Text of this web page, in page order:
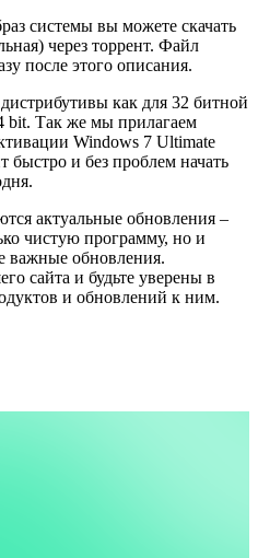
системы вы можете скачать
через торрент. Файл
после этого описания.
как для 32 битной
bit. Так же мы прилагаем
Windows 7 Ultimate
быстро и без проблем начать
актуальные обновления –
чистую программу, но и
важные обновления.
сайта и будьте уверены в
и обновлений к ним.